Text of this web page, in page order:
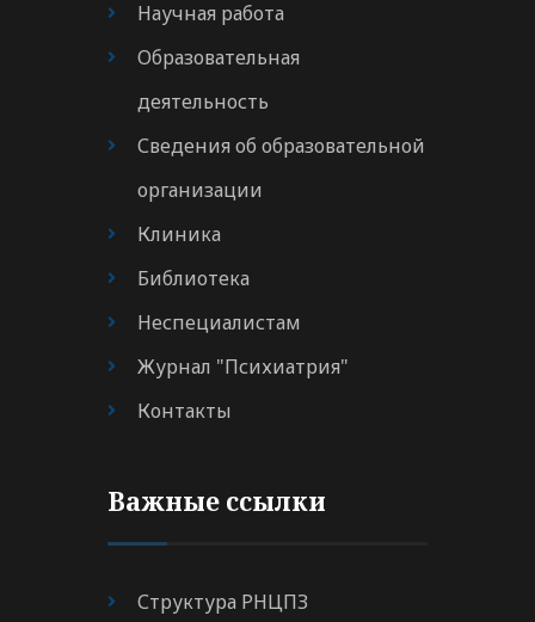
Научная работа
Образовательная
деятельность
Сведения об образовательной
организации
Клиника
Библиотека
Неспециалистам
Журнал "Психиатрия"
Контакты
Важные ссылки
Структура РНЦПЗ